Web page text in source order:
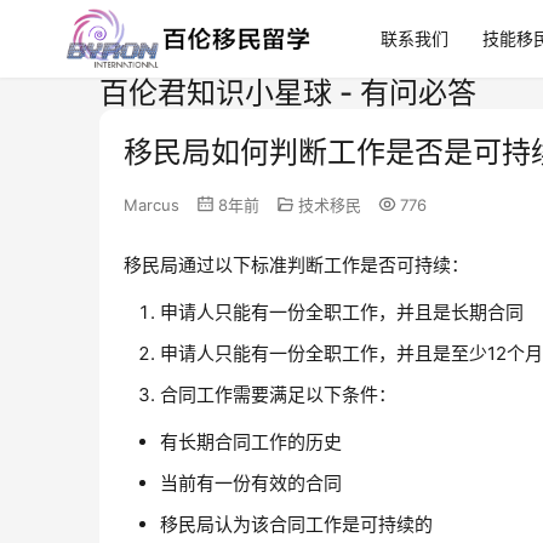
联系我们 技能移
百伦君知识小星球 - 有问必答
移民局如何判断工作是否是可持
Marcus 8年前 技术移民 776
移民局通过以下标准判断工作是否可持续：
申请人只能有一份全职工作，并且是长期合同
申请人只能有一份全职工作，并且是至少12个
合同工作需要满足以下条件：
有长期合同工作的历史
当前有一份有效的合同
移民局认为该合同工作是可持续的